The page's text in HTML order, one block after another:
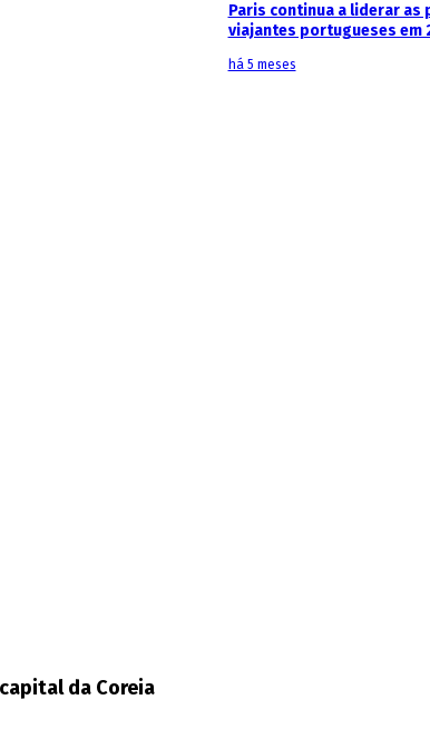
da Coreia
Paris continua a liderar as
viajantes portugueses em
há 5 meses